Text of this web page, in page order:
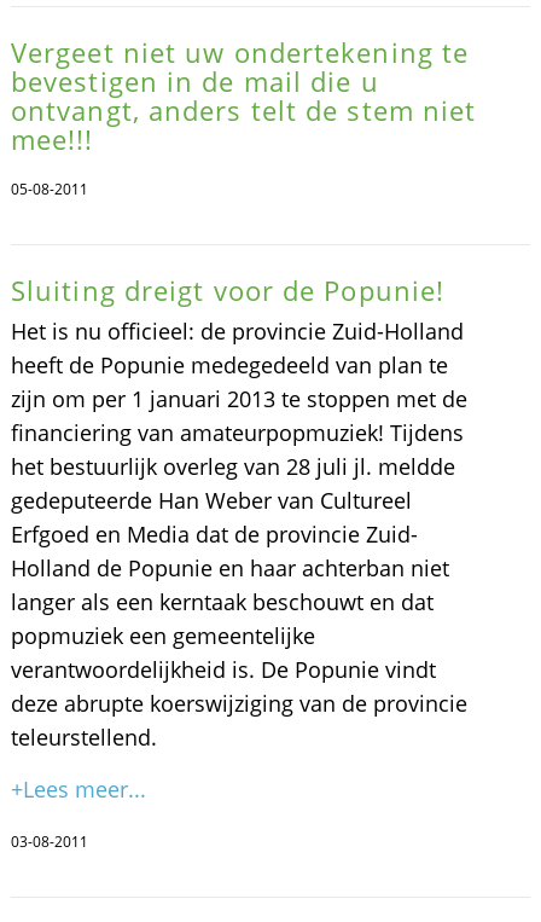
Vergeet niet uw ondertekening te
bevestigen in de mail die u
ontvangt, anders telt de stem niet
mee!!!
05-08-2011
Sluiting dreigt voor de Popunie!
Het is nu officieel: de provincie Zuid-Holland
heeft de Popunie medegedeeld van plan te
zijn om per 1 januari 2013 te stoppen met de
financiering van amateurpopmuziek! Tijdens
het bestuurlijk overleg van 28 juli jl. meldde
gedeputeerde Han Weber van Cultureel
Erfgoed en Media dat de provincie Zuid-
Holland de Popunie en haar achterban niet
langer als een kerntaak beschouwt en dat
popmuziek een gemeentelijke
verantwoordelijkheid is. De Popunie vindt
deze abrupte koerswijziging van de provincie
teleurstellend.
+Lees meer...
03-08-2011